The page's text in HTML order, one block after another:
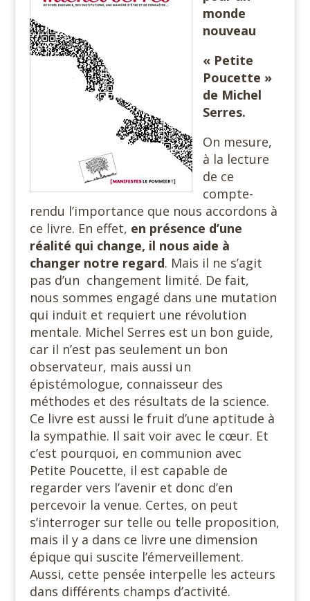
monde
nouveau
« Petite
Poucette »
de Michel
Serres.
On mesure,
à la lecture
de ce
compte-
rendu l’importance que nous accordons à
ce livre. En effet, en présence d’une
réalité qui change, il nous aide à
changer notre regard. Mais il ne s’agit
pas d’un changement limité. De fait,
nous sommes engagé dans une mutation
qui induit et requiert une révolution
mentale. Michel Serres est un bon guide,
car il n’est pas seulement un bon
observateur, mais aussi un
épistémologue, connaisseur des
méthodes et des résultats de la science.
Ce livre est aussi le fruit d’une aptitude à
la sympathie. Il sait voir avec le cœur. Et
c’est pourquoi, en communion avec
Petite Poucette, il est capable de
regarder vers l’avenir et donc d’en
percevoir la venue. Certes, on peut
s’interroger sur telle ou telle proposition,
mais il y a dans ce livre une dimension
épique qui suscite l’émerveillement.
Aussi, cette pensée interpelle les acteurs
dans différents champs d’activité.